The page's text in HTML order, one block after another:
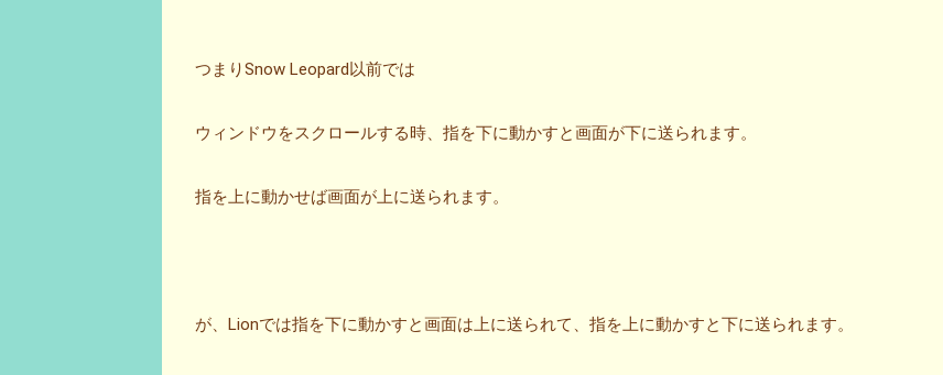
つまりSnow Leopard以前では
ウィンドウをスクロールする時、指を下に動かすと画面が下に送られます。
指を上に動かせば画面が上に送られます。
が、Lionでは指を下に動かすと画面は上に送られて、指を上に動かすと下に送られます。